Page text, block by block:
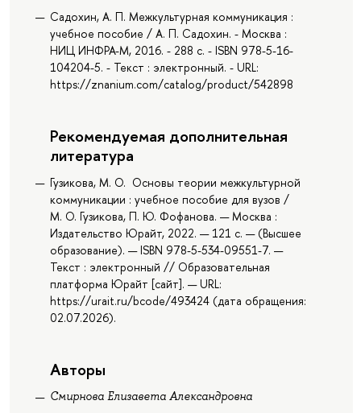
Садохин, А. П. Межкультурная коммуникация :
учебное пособие / А. П. Садохин. - Москва :
НИЦ ИНФРА-М, 2016. - 288 с. - ISBN 978-5-16-
104204-5. - Текст : электронный. - URL:
https://znanium.com/catalog/product/542898
Рекомендуемая дополнительная
литература
Гузикова, М. О. Основы теории межкультурной
коммуникации : учебное пособие для вузов /
М. О. Гузикова, П. Ю. Фофанова. — Москва :
Издательство Юрайт, 2022. — 121 с. — (Высшее
образование). — ISBN 978-5-534-09551-7. —
Текст : электронный // Образовательная
платформа Юрайт [сайт]. — URL:
https://urait.ru/bcode/493424 (дата обращения:
02.07.2026).
Авторы
Смирнова Елизавета Александровна